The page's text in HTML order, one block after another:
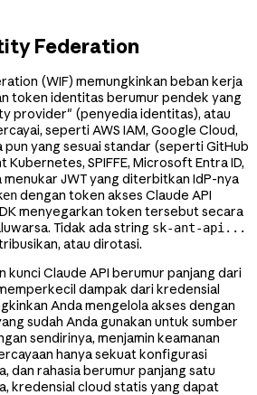
Federation
(WIF) memungkinkan beban kerja
token identitas berumur pendek yang
provider" (penyedia identitas), atau
seperti AWS IAM, Google Cloud,
yang sesuai standar (seperti GitHub
SPIFFE, Microsoft Entra ID,
JWT yang diterbitkan IdP-nya
dengan token akses Claude API
menyegarkan token tersebut secara
Tidak ada string sk-ant-api...
atau dirotasi.
kunci Claude API berumur panjang dari
dampak dari kredensial
Anda mengelola akses dengan
sudah Anda gunakan untuk sumber
sendirinya, menjamin keamanan
hanya sekuat konfigurasi
dan rahasia berumur panjang satu
kredensial cloud statis yang dapat